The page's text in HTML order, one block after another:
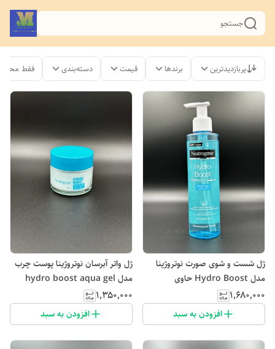
جستجو
پربازدیدترین برندها قیمت دسته‌بندی فقط
ژل شست و شوی صورت نوتروژینا
مدل Hydro Boost حاوی
هیالورونیک اسید حجم 200 میلی لیتر
۱٬۶۸۰٬۰۰۰
افزودن به سبد
ژل واتر آبرسان نوتروژینا پوست چرب
مدل hydro boost aqua gel
حجم 50 میلی لیتر(مدل عربی)
۱٬۳۵۰٬۰۰۰
افزودن به سبد